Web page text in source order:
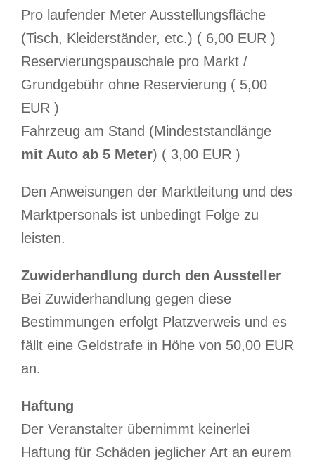
Pro laufender Meter Ausstellungsfläche
(Tisch, Kleiderständer, etc.) ( 6,00 EUR )
Reservierungspauschale pro Markt /
Grundgebühr ohne Reservierung ( 5,00
EUR )
Fahrzeug am Stand (Mindeststandlänge
mit Auto ab 5 Meter) ( 3,00 EUR )
Den Anweisungen der Marktleitung und des
Marktpersonals ist unbedingt Folge zu
leisten.
Zuwiderhandlung durch den Aussteller
Bei Zuwiderhandlung gegen diese
Bestimmungen erfolgt Platzverweis und es
fällt eine Geldstrafe in Höhe von 50,00 EUR
an.
Haftung
Der Veranstalter übernimmt keinerlei
Haftung für Schäden jeglicher Art an eurem